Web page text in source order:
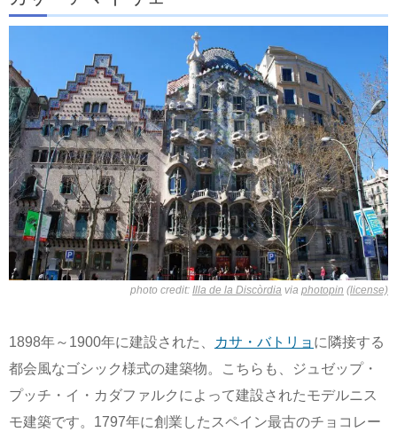
photo credit: Illa de la Discòrdia via photopin (license)
1898年～1900年に建設された、 カサ・バトリョ に隣接する
都会風なゴシック様式の建築物。こちらも、ジュゼップ・
プッチ・イ・カダファルクによって建設されたモデルニス
モ建築です。1797年に創業したスペイン最古のチョコレー